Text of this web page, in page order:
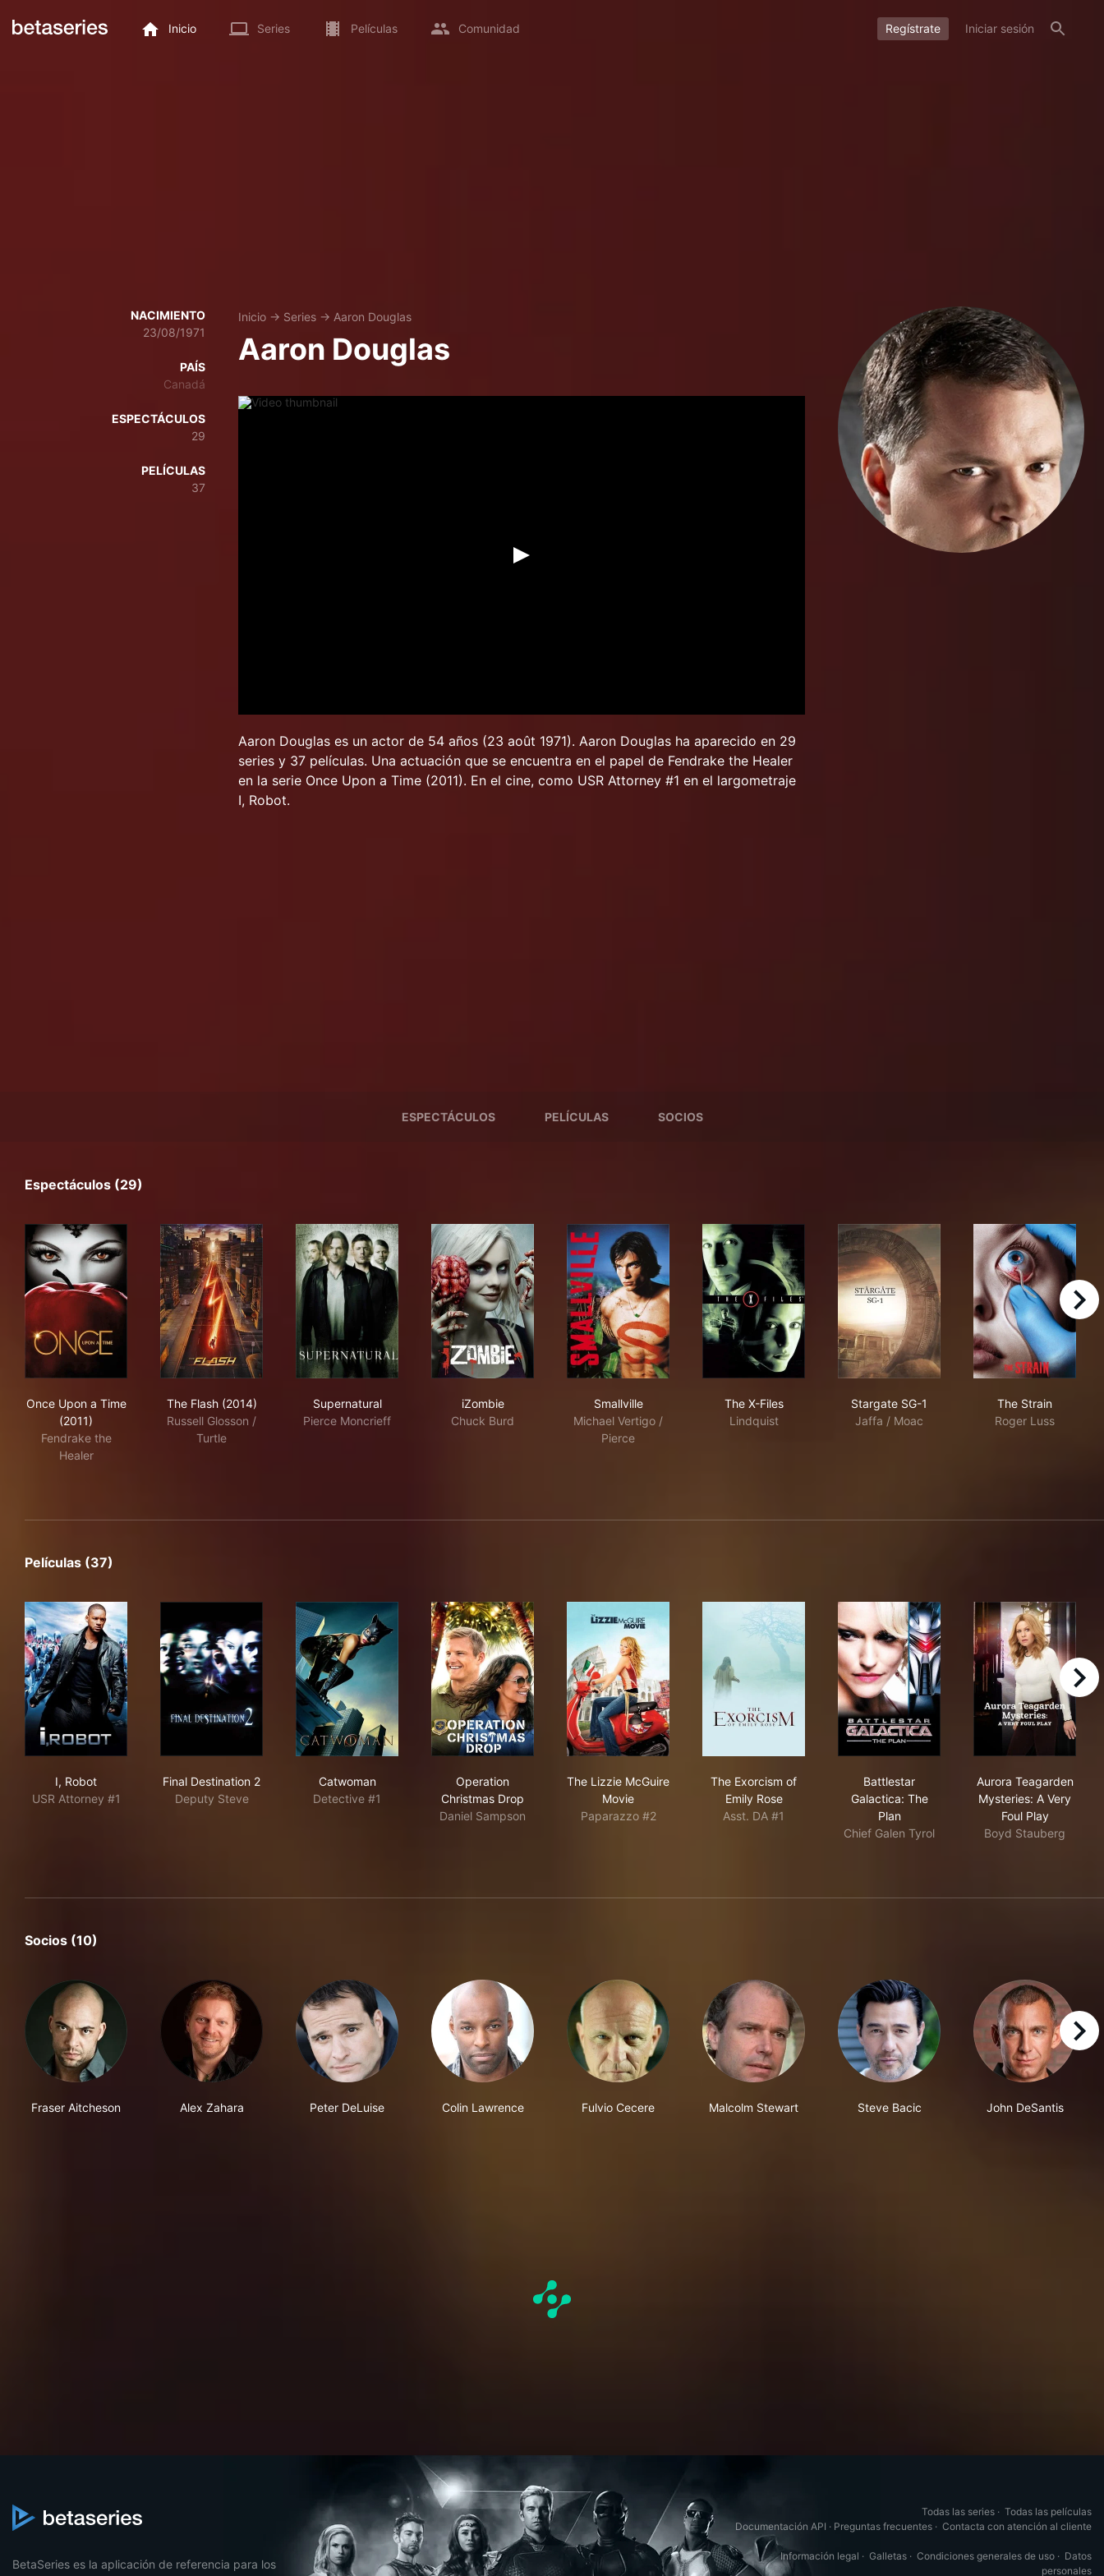
Inicio Series Películas Comunidad Regístrate Iniciar sesión
NACIMIENTO
23/08/1971
PAÍS
Canadá
ESPECTÁCULOS
29
PELÍCULAS
37
Inicio → Series → Aaron Douglas
Aaron Douglas
Aaron Douglas es un actor de 54 años (23 août 1971). Aaron Douglas ha aparecido en 29
series y 37 películas. Una actuación que se encuentra en el papel de Fendrake the Healer
en la serie Once Upon a Time (2011). En el cine, como USR Attorney #1 en el largometraje
I, Robot.
ESPECTÁCULOS PELÍCULAS SOCIOS
Espectáculos (29)
Once Upon a Time
(2011)
Fendrake the
Healer
The Flash (2014)
Russell Glosson /
Turtle
Supernatural
Pierce Moncrieff
iZombie
Chuck Burd
Smallville
Michael Vertigo /
Pierce
The X-Files
Lindquist
Stargate SG-1
Jaffa / Moac
The Strain
Roger Luss
right
Películas (37)
I, Robot
USR Attorney #1
Final Destination 2
Deputy Steve
Catwoman
Detective #1
Operation
Christmas Drop
Daniel Sampson
The Lizzie McGuire
Movie
Paparazzo #2
The Exorcism of
Emily Rose
Asst. DA #1
Battlestar
Galactica: The
Plan
Chief Galen Tyrol
Aurora Teagarden
Mysteries: A Very
Foul Play
Boyd Stauberg
right
Socios (10)
Fraser Aitcheson Alex Zahara Peter DeLuise Colin Lawrence Fulvio Cecere Malcolm Stewart Steve Bacic John DeSantis
right
BetaSeries es la aplicación de referencia para los
Todas las series · Todas las películas
Documentación API · Preguntas frecuentes · Contacta con atención al cliente
Información legal · Galletas · Condiciones generales de uso · Datos
personales